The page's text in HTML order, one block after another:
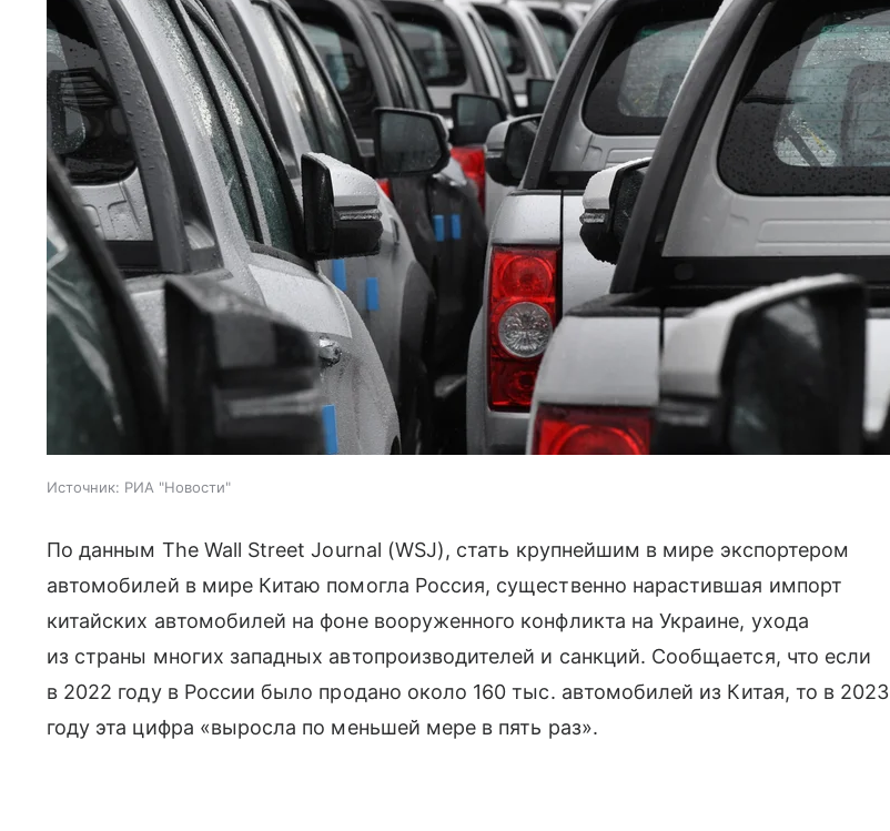
Источник: РИА "Новости"
По данным The Wall Street Journal (WSJ), стать крупнейшим в мире экспортером
автомобилей в мире Китаю помогла Россия, существенно нарастившая импорт
китайских автомобилей на фоне вооруженного конфликта на Украине, ухода
из страны многих западных автопроизводителей и санкций. Сообщается, что если
в 2022 году в России было продано около 160 тыс. автомобилей из Китая, то в 2023
году эта цифра «выросла по меньшей мере в пять раз».